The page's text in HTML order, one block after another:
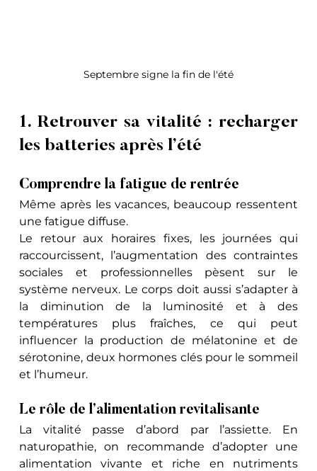
Septembre signe la fin de l'été
1. Retrouver sa vitalité : recharger
les batteries après l’été
Comprendre la fatigue de rentrée
Même après les vacances, beaucoup ressentent
une fatigue diffuse.
Le retour aux horaires fixes, les journées qui
raccourcissent, l’augmentation des contraintes
sociales et professionnelles pèsent sur le
système nerveux. Le corps doit aussi s’adapter à
la diminution de la luminosité et à des
températures plus fraîches, ce qui peut
influencer la production de mélatonine et de
sérotonine, deux hormones clés pour le sommeil
et l’humeur.
Le rôle de l’alimentation revitalisante
La vitalité passe d’abord par l’assiette. En
naturopathie, on recommande d’adopter une
alimentation vivante et riche en nutriments